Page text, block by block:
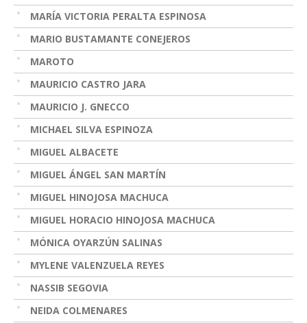
MARÍA VICTORIA PERALTA ESPINOSA
MARIO BUSTAMANTE CONEJEROS
MAROTO
MAURICIO CASTRO JARA
MAURICIO J. GNECCO
MICHAEL SILVA ESPINOZA
MIGUEL ALBACETE
MIGUEL ÁNGEL SAN MARTÍN
MIGUEL HINOJOSA MACHUCA
MIGUEL HORACIO HINOJOSA MACHUCA
MÓNICA OYARZÚN SALINAS
MYLENE VALENZUELA REYES
NASSIB SEGOVIA
NEIDA COLMENARES